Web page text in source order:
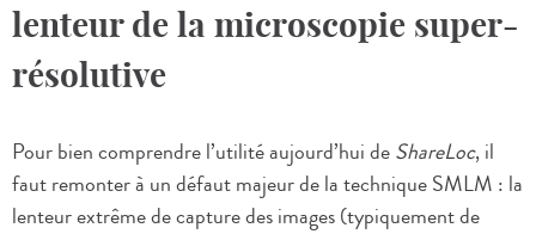
lenteur de la microscopie super-
résolutive
Pour bien comprendre l’utilité aujourd’hui deShareLoc, il
faut remonter à un défaut majeur de la technique SMLM : la
lenteur extrême de capture des images (typiquement de